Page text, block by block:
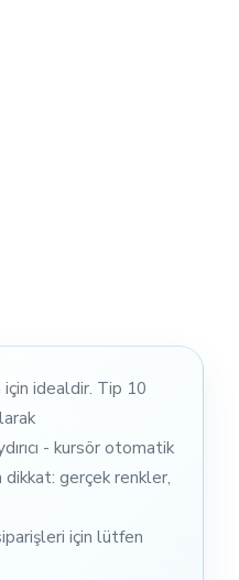
idealdir. Tip 10
- kursör otomatik
gerçek renkler,
için lütfen